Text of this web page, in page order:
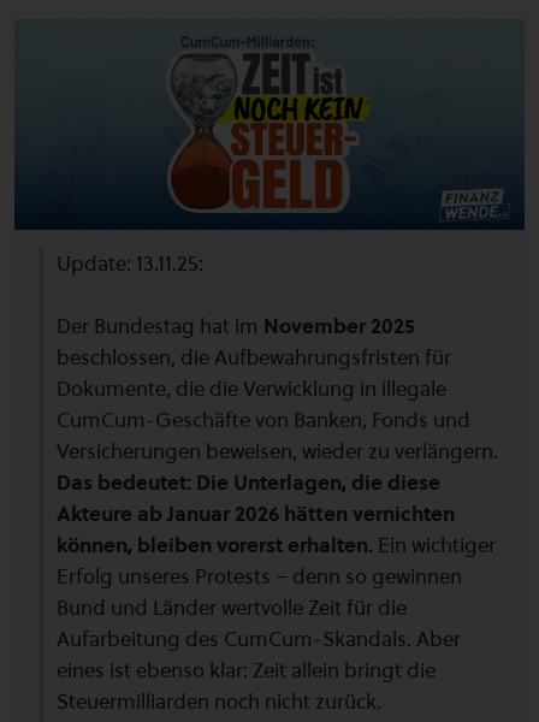
Update: 13.11.25:
Der Bundestag hat im November 2025
beschlossen, die Aufbewahrungsfristen für
Dokumente, die die Verwicklung in illegale
CumCum-Geschäfte von Banken, Fonds und
Versicherungen beweisen, wieder zu verlängern.
Das bedeutet: Die Unterlagen, die diese
Akteure ab Januar 2026 hätten vernichten
können, bleiben vorerst erhalten. Ein wichtiger
Erfolg unseres Protests – denn so gewinnen
Bund und Länder wertvolle Zeit für die
Aufarbeitung des CumCum-Skandals. Aber
eines ist ebenso klar: Zeit allein bringt die
Steuermilliarden noch nicht zurück.